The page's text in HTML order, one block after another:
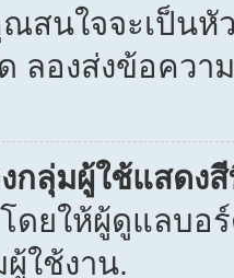
สนใจจะเป็น
ลองส่งข้อควา
งกลุ่มผู้ใช้แสดง
ดยให้ผู้ดูแลบอ
ใช้งาน.